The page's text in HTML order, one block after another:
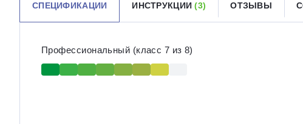
СПЕЦИФИКАЦИИ ИНСТРУКЦИИ(3) ОТЗЫВЫ
Профессиональный (класс 7 из 8)